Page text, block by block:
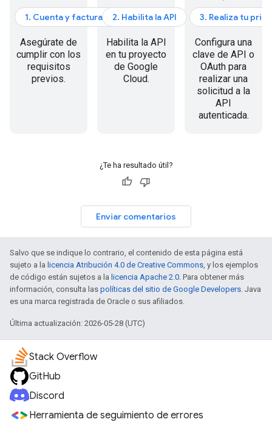
1. Cuenta y facturación
Asegúrate de
cumplir con los
requisitos
previos.
2. Habilita la API
Habilita la API
en tu proyecto
de Google
Cloud.
3. Realiza tu
Configura una
clave de API o
OAuth para
realizar una
solicitud a la
API
autenticada.
¿Te ha resultado útil?
Enviar comentarios
Salvo que se indique lo contrario, el contenido de esta página está
sujeto a la licencia Atribución 4.0 de Creative Commons, y los ejemplos
de código están sujetos a la licencia Apache 2.0. Para obtener más
información, consulta las políticas del sitio de Google Developers. Java
es una marca registrada de Oracle o sus afiliados.
Última actualización: 2026-05-28 (UTC)
Stack Overflow
GitHub
Discord
Herramienta de seguimiento de errores